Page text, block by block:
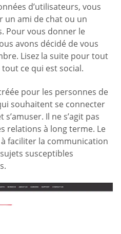
d’utilisateurs, vous
un ami de chat ou un
Pour vous donner le
avons décidé de vous
Lisez la suite pour tout
ce qui est social.
pour les personnes de
souhaitent se connecter
Il ne s’agit pas
relations à long terme. Le
faciliter la communication
susceptibles